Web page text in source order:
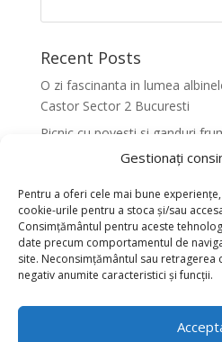
Gestionați
Pentru a oferi cele mai bune
cookie-urile pentru a stoca și/sau
Consimțământul pentru aceste
date precum comportamentul de
site. Neconsimțământul sau
negativ anumite caracteristici și funcții.
Recent Posts
O zi fascinanta in lumea
Castor Sector 2 Bucuresti
Picnic cu povesti si ganduri
Castor Sector 2 Bucuresti
Bucuresti
Activitati senzoriale creative
armonioasa a copiilor la
Bucuresti